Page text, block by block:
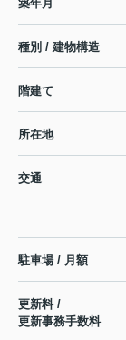
築年月
種別 / 建物構造
階建て
所在地
交通
駐車場 / 月額
更新料 /
更新事務手数料